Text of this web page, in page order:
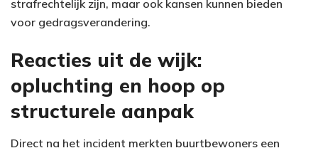
strafrechtelijk zijn, maar ook kansen kunnen bieden
voor gedragsverandering.
Reacties uit de wijk:
opluchting en hoop op
structurele aanpak
Direct na het incident merkten buurtbewoners een